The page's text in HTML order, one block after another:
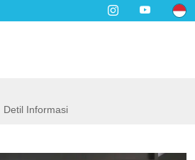
Detil Informasi